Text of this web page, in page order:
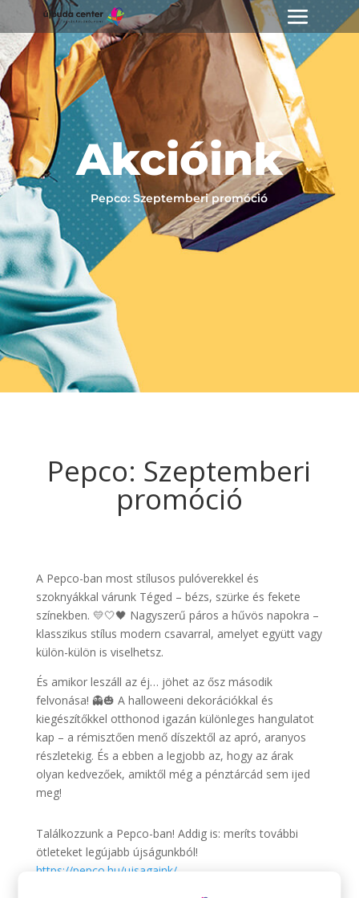
Akcióink
Pepco: Szeptemberi promóció
Pepco: Szeptemberi
promóció
A Pepco-ban most stílusos pulóverekkel és
szoknyákkal várunk Téged – bézs, szürke és fekete
színekben. 💛🤍🖤 Nagyszerű páros a hűvös napokra –
klasszikus stílus modern csavarral, amelyet együtt vagy
külön-külön is viselhetsz.
És amikor leszáll az éj… jöhet az ősz második
felvonása! 👻🎃 A halloweeni dekorációkkal és
kiegészítőkkel otthonod igazán különleges hangulatot
kap – a rémisztően menő díszektől az apró, aranyos
részletekig. És a ebben a legjobb az, hogy az árak
olyan kedvezőek, amiktől még a pénztárcád sem ijed
meg!
Találkozzunk a Pepco-ban! Addig is: meríts további
ötleteket legújabb újságunkból!
https://pepco.hu/ujsagaink/